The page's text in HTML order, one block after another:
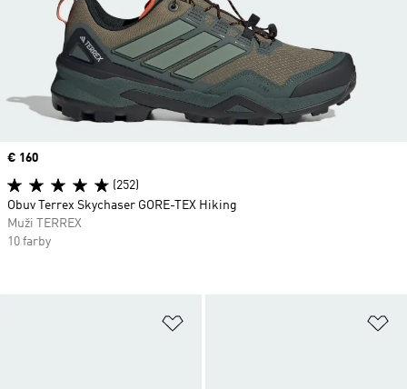
Pridať do zoznamu želaných
Price
€ 160
(252)
Obuv Terrex Skychaser GORE-TEX Hiking
Muži TERREX
10 farby